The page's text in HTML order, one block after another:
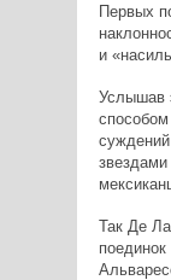
Первых
и
Услышав
Так Де